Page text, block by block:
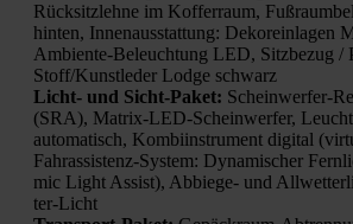
Rück­sitz­leh­ne im Kof­fer­raum,
hin­ten, Innen­aus­stat­tung: Deko­r­ein­la­gen
Ambi­en­te-Beleuch­tung LED, Sitz­be­zug /
Stoff/Kunstleder Lodge schwarz
Licht- und Sicht-Paket: Schein­wer­fer-
(SRA), Matrix-LED-Schein­wer­fer,
auto­ma­tisch, Kom­bi­in­stru­ment digi­tal
Fahr­as­sis­tenz-Sys­tem: Dyna­mi­scher
mic Light Assist), Abbie­ge- und
ter-Licht